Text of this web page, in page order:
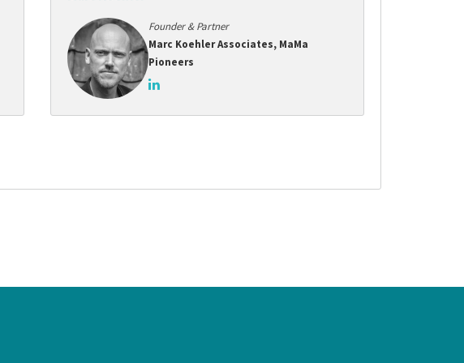
Founder & Partner
Marc Koehler Associates, MaMa
Pioneers